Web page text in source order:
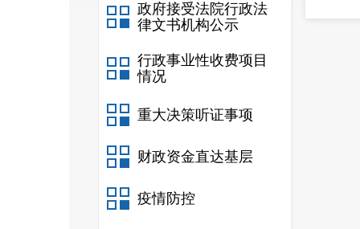
政府接受法院行政法
律文书机构公示
行政事业性收费项目
情况
重大决策听证事项
财政资金直达基层
疫情防控